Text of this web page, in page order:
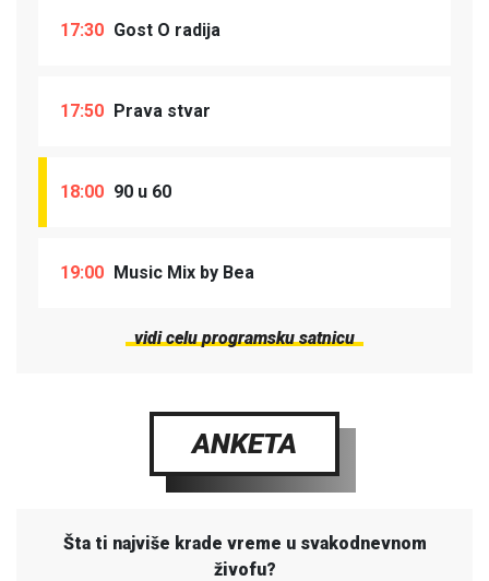
17:30 Gost O radija
17:50 Prava stvar
18:00 90 u 60
19:00 Music Mix by Bea
vidi celu programsku satnicu
ANKETA
Šta ti najviše krade vreme u svakodnevnom
živofu?